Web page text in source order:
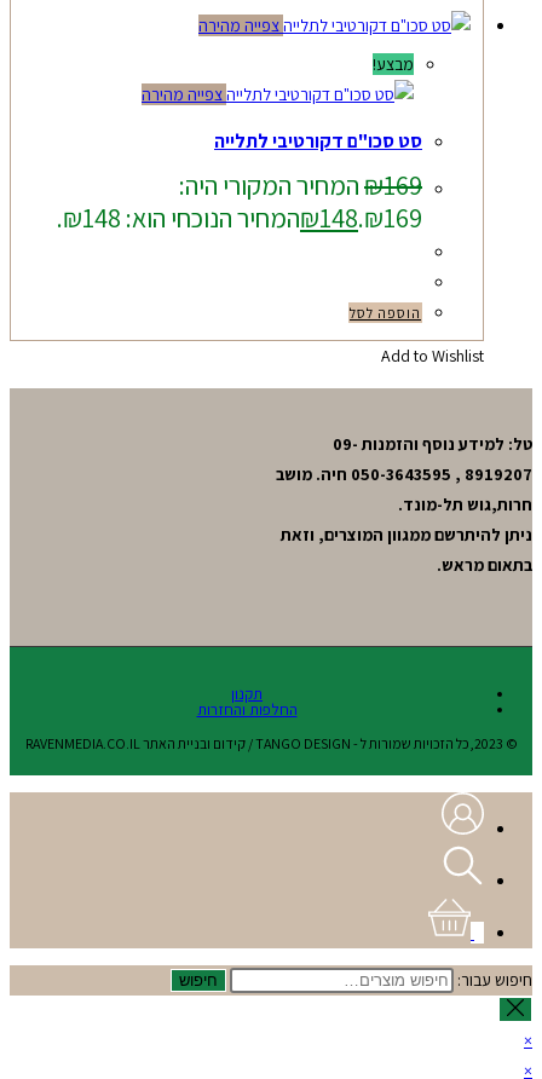
צפייה מהירה
מבצע!
צפייה מהירה
סט סכו"ם דקורטיבי לתלייה
₪169
המחיר המקורי היה:
₪169.
₪148 המחיר הנוכחי הוא: ₪148.
הוספה לסל
Add to Wishlist
טל: למידע נוסף והזמנות 09-
8919207 , 050-3643595 חיה. מושב
חרות,גוש תל-מונד.
ניתן להיתרשם ממגוון המוצרים, וזאת
בתאום מראש.
תקנון
החלפות והחזרות
© 2023,כל הזכויות שמורות ל - TANGO DESIGN / קידום ובניית האתר RAVENMEDIA.CO.IL
חיפוש עבור: חיפוש
×
×